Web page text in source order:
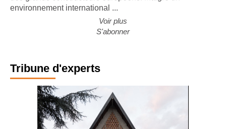
des grands constructeurs européens. Malgré un
Voir plus
Tribune d'experts